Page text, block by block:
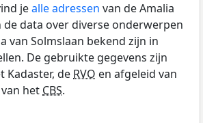
jealle adressen van de Amalia
de data over diverse onderwerpen
van Solmslaan bekend zijn in
De gebruikte gegevens zijn
Kadaster, deRVO en afgeleid van
hetCBS.